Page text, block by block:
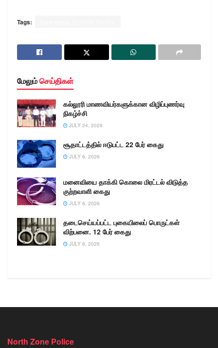
Tags:
மேலும்செய்திகள்
கல்லூரி மாணவியர்களுக்கான விழிப்புணர்வு
நிகழ்ச்சி
JULY 24, 2026
சூதாட்டத்தில் ஈடுபட்ட 22 பேர் கைது
JULY 6, 2026
மனைவியை தாக்கி கொலை மிரட்டல் விடுத்த
குற்றவாளி கைது
JULY 6, 2026
தடைசெய்யப்பட்ட புகையிலைப் பொருட்கள்
விற்பனை. 12 பேர் கைது
JULY 6, 2026
North Zone Police